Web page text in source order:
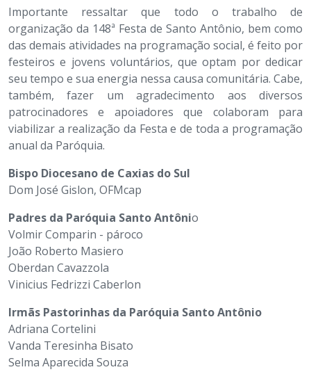
Importante ressaltar que todo o trabalho de
organização da 148ª Festa de Santo Antônio, bem como
das demais atividades na programação social, é feito por
festeiros e jovens voluntários, que optam por dedicar
seu tempo e sua energia nessa causa comunitária. Cabe,
também, fazer um agradecimento aos diversos
patrocinadores e apoiadores que colaboram para
viabilizar a realização da Festa e de toda a programação
anual da Paróquia.
Bispo Diocesano de Caxias do Sul
Dom José Gislon, OFMcap
Padres da Paróquia Santo Antônio
Volmir Comparin - pároco
João Roberto Masiero
Oberdan Cavazzola
Vinicius Fedrizzi Caberlon
Irmãs Pastorinhas da Paróquia Santo Antônio
Adriana Cortelini
Vanda Teresinha Bisato
Selma Aparecida Souza